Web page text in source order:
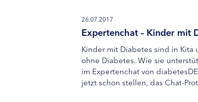
26.07.2017
Expertenchat – Kinder mit
Kinder mit Diabetes sind in
ohne Diabetes. Wie sie
im Expertenchat von
jetzt schon stellen, das Chat-